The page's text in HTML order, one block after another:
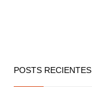
POSTS RECIENTES